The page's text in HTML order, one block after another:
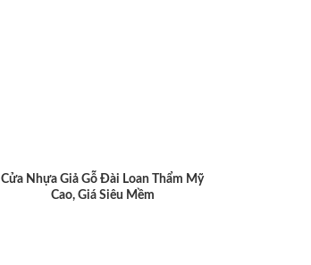
Cửa Nhựa Giả Gỗ Đài Loan Thẩm Mỹ
Cao, Giá Siêu Mềm